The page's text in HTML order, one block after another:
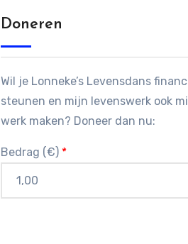
Doneren
Wil je Lonneke’s Levensdans
steunen en mijn levenswerk ook
werk maken? Doneer dan nu:
Bedrag (€) *